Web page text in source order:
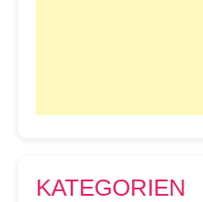
KATEGORIEN